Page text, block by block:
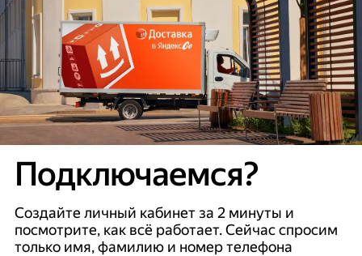
Подключаемся?
Создайте личный кабинет за 2 минуты и
посмотрите, как всё работает. Сейчас спросим
только имя, фамилию и номер телефона